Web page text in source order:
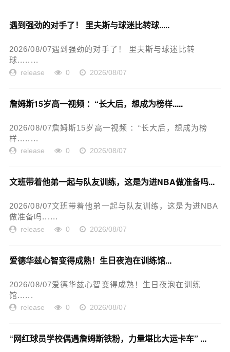
遇到强劲的对手了！ 里夫斯与球迷比转球.....
2026/08/07遇到强劲的对手了！ 里夫斯与球迷比转
球........
release 0 2026/08/07
詹姆斯15岁高一视频 ：“长大后，想成为榜样.....
2026/08/07詹姆斯15岁高一视频 ：“长大后，想成为榜
样........
release 0 2026/08/07
文班带着他弟一起与队友训练，这是为进NBA做准备吗...
2026/08/07文班带着他弟一起与队友训练，这是为进NBA
做准备吗......
release 0 2026/08/07
爱德华兹心智变得成熟！生日夜泡在训练馆...
2026/08/07爱德华兹心智变得成熟！生日夜泡在训练
馆......
release 0 2026/08/07
“网红球员学校偶遇詹姆斯铁粉，力量堪比大运卡车” ...